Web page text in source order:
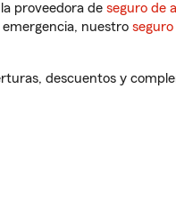
proveedora de seguro de
emergencia, nuestro
descuentos y